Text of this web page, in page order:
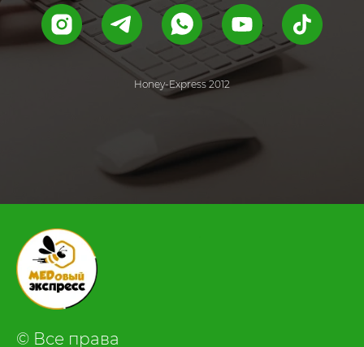
Honey-Express 2012
© Все права